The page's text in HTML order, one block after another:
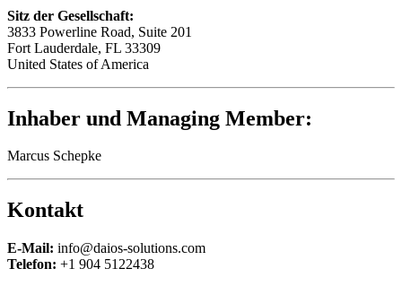
Sitz der Gesellschaft:
3833 Powerline Road, Suite 201
Fort Lauderdale, FL 33309
United States of America
Inhaber und Managing Member:
Marcus Schepke
Kontakt
E-Mail: info@daios-solutions.com
Telefon: +1 904 5122438